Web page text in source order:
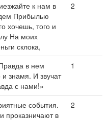
к нам в
Прибылью
хочешь, того и
На моих
склока,
2
в нем
знамя. И звучат
с нами!»
1
события.
проказничают в
2